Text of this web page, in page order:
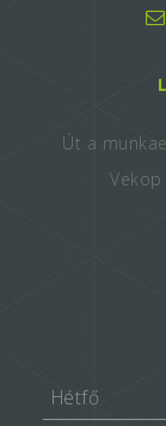
Út a
Vekop
Hétfő